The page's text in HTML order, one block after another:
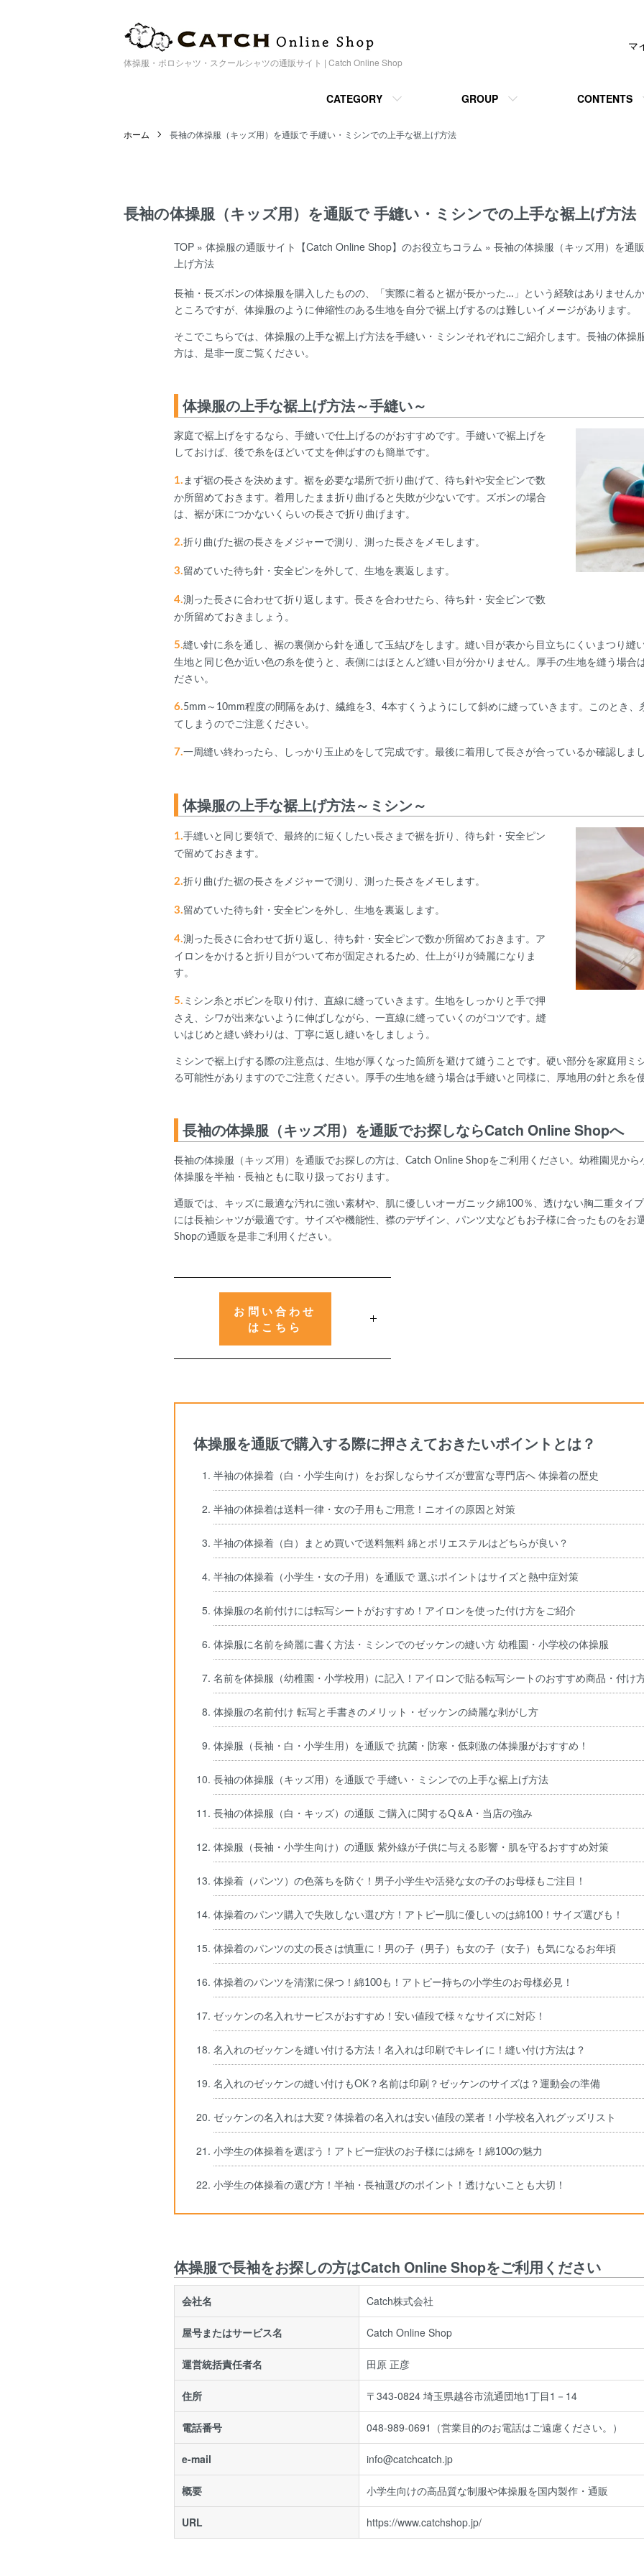
体操服・ポロシャツ・スクールシャツの通販サイト | Catch Online Shop
CATEGORY GROUP CONTENTS
マ
ホーム 長袖の体操服（キッズ用）を通販で 手縫い・ミシンでの上手な裾上げ方法
長袖の体操服（キッズ用）を通販で 手縫い・ミシンでの上手な裾上げ方法
TOP » 体操服の通販サイト【Catch Online Shop】のお役立ちコラム » 長袖の体操服（キッズ用）を通
上げ方法
長袖・長ズボンの体操服を購入したものの、「実際に着ると裾が長かった…」という経験はありません
ところですが、体操服のように伸縮性のある生地を自分で裾上げするのは難しいイメージがあります。
そこでこちらでは、体操服の上手な裾上げ方法を手縫い・ミシンそれぞれにご紹介します。長袖の体操
方は、是非一度ご覧ください。
体操服の上手な裾上げ方法～手縫い～
家庭で裾上げをするなら、手縫いで仕上げるのがおすすめです。手縫いで裾上げを
しておけば、後で糸をほどいて丈を伸ばすのも簡単です。
1. まず裾の長さを決めます。裾を必要な場所で折り曲げて、待ち針や安全ピンで数
か所留めておきます。着用したまま折り曲げると失敗が少ないです。ズボンの場合
は、裾が床につかないくらいの長さで折り曲げます。
2.折り曲げた裾の長さをメジャーで測り、測った長さをメモします。
3.留めていた待ち針・安全ピンを外して、生地を裏返します。
4.測った長さに合わせて折り返します。長さを合わせたら、待ち針・安全ピンで数
か所留めておきましょう。
5.縫い針に糸を通し、裾の裏側から針を通して玉結びをします。縫い目が表から目立ちにくいまつり縫
生地と同じ色か近い色の糸を使うと、表側にはほとんど縫い目が分かりません。厚手の生地を縫う場合
ださい。
6.5mm～10mm程度の間隔をあけ、繊維を3、4本すくうようにして斜めに縫っていきます。このとき、
てしまうのでご注意ください。
7.一周縫い終わったら、しっかり玉止めをして完成です。最後に着用して長さが合っているか確認しま
体操服の上手な裾上げ方法～ミシン～
1.手縫いと同じ要領で、最終的に短くしたい長さまで裾を折り、待ち針・安全ピン
で留めておきます。
2.折り曲げた裾の長さをメジャーで測り、測った長さをメモします。
3.留めていた待ち針・安全ピンを外し、生地を裏返します。
4.測った長さに合わせて折り返し、待ち針・安全ピンで数か所留めておきます。ア
イロンをかけると折り目がついて布が固定されるため、仕上がりが綺麗になりま
す。
5. ミシン糸とボビンを取り付け、直線に縫っていきます。生地をしっかりと手で押
さえ、シワが出来ないように伸ばしながら、一直線に縫っていくのがコツです。縫
いはじめと縫い終わりは、丁寧に返し縫いをしましょう。
ミシンで裾上げする際の注意点は、生地が厚くなった箇所を避けて縫うことです。硬い部分を家庭用ミ
る可能性がありますのでご注意ください。厚手の生地を縫う場合は手縫いと同様に、厚地用の針と糸を
長袖の体操服（キッズ用）を通販でお探しならCatch Online Shopへ
長袖の体操服（キッズ用）を通販でお探しの方は、Catch Online Shopをご利用ください。幼稚園児か
体操服を半袖・長袖ともに取り扱っております。
通販では、キッズに最適な汚れに強い素材や、肌に優しいオーガニック綿100％、透けない胸二重タイ
には長袖シャツが最適です。サイズや機能性、襟のデザイン、パンツ丈などもお子様に合ったものをお
Shopの通販を是非ご利用ください。
お問い合わせ
はこちら
体操服を通販で購入する際に押さえておきたいポイントとは？
半袖の体操着（白・小学生向け）をお探しならサイズが豊富な専門店へ 体操着の歴史
半袖の体操着は送料一律・女の子用もご用意！ニオイの原因と対策
半袖の体操着（白）まとめ買いで送料無料 綿とポリエステルはどちらが良い？
半袖の体操着（小学生・女の子用）を通販で 選ぶポイントはサイズと熱中症対策
体操服の名前付けには転写シートがおすすめ！アイロンを使った付け方をご紹介
体操服に名前を綺麗に書く方法・ミシンでのゼッケンの縫い方 幼稚園・小学校の体操服
名前を体操服（幼稚園・小学校用）に記入！アイロンで貼る転写シートのおすすめ商品・付け
体操服の名前付け 転写と手書きのメリット・ゼッケンの綺麗な剥がし方
体操服（長袖・白・小学生用）を通販で 抗菌・防寒・低刺激の体操服がおすすめ！
長袖の体操服（キッズ用）を通販で 手縫い・ミシンでの上手な裾上げ方法
長袖の体操服（白・キッズ）の通販 ご購入に関するQ＆A・当店の強み
体操服（長袖・小学生向け）の通販 紫外線が子供に与える影響・肌を守るおすすめ対策
体操着（パンツ）の色落ちを防ぐ！男子小学生や活発な女の子のお母様もご注目！
体操着のパンツ購入で失敗しない選び方！アトピー肌に優しいのは綿100！サイズ選びも！
体操着のパンツの丈の長さは慎重に！男の子（男子）も女の子（女子）も気になるお年頃
体操着のパンツを清潔に保つ！綿100も！アトピー持ちの小学生のお母様必見！
ゼッケンの名入れサービスがおすすめ！安い値段で様々なサイズに対応！
名入れのゼッケンを縫い付ける方法！名入れは印刷でキレイに！縫い付け方法は？
名入れのゼッケンの縫い付けもOK？名前は印刷？ゼッケンのサイズは？運動会の準備
ゼッケンの名入れは大変？体操着の名入れは安い値段の業者！小学校名入れグッズリスト
小学生の体操着を選ぼう！アトピー症状のお子様には綿を！綿100の魅力
小学生の体操着の選び方！半袖・長袖選びのポイント！透けないことも大切！
体操服で長袖をお探しの方はCatch Online Shopをご利用ください
会社名 Catch株式会社
屋号またはサービス名 Catch Online Shop
運営統括責任者名 田原 正彦
住所 〒343-0824 埼玉県越谷市流通団地1丁目1－14
電話番号 048-989-0691 （営業目的のお電話はご遠慮ください。）
e-mail info@catchcatch.jp
概要 小学生向けの高品質な制服や体操服を国内製作・通販
URL https://www.catchshop.jp/